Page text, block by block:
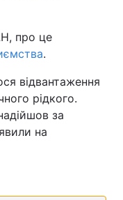
про це
.
відвантаження
рідкого.
за
на